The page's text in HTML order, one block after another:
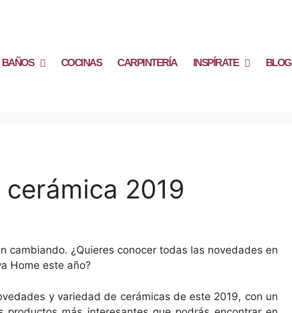
BAÑOS COCINAS CARPINTERÍA INSPÍRATE BLOG
2019
cambiando. ¿Quieres conocer todas las novedades en
Home este año?
y variedad de cerámicas de este 2019, con un